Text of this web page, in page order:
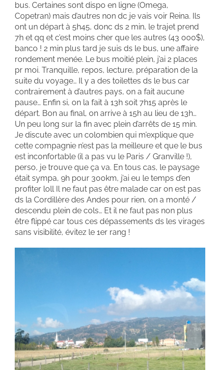
bus. Certaines sont dispo en ligne (Omega,
Copetran) mais d’autres non dc je vais voir Reina. Ils
ont un départ à 5h45, donc ds 2 min, le trajet prend
7h et qq et c’est moins cher que les autres (43 000$),
banco ! 2 min plus tard je suis ds le bus, une affaire
rondement menée. Le bus moitié plein, j’ai 2 places
pr moi. Tranquille, repos, lecture, préparation de la
suite du voyage… Il y a des toilettes ds le bus car
contrairement à d’autres pays, on a fait aucune
pause… Enfin si, on la fait à 13h soit 7h15 après le
départ. Bon au final, on arrive à 15h au lieu de 13h…
Un peu long sur la fin avec plein d’arrêts de 15 min.
Je discute avec un colombien qui m’explique que
cette compagnie n’est pas la meilleure et que le bus
est inconfortable (il a pas vu le Paris / Granville !),
perso, je trouve que ça va. En tous cas, le paysage
était sympa, 9h pour 300km, j’ai eu le temps d’en
profiter loll Il ne faut pas être malade car on est pas
ds la Cordillère des Andes pour rien, on a monté /
descendu plein de cols… Et il ne faut pas non plus
être flippé car tous ces dépassements ds les virages
sans visibilité, évitez le 1er rang !